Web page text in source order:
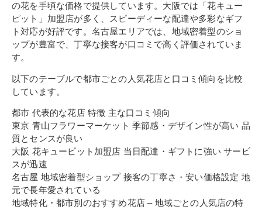
の花を手頃な価格で提供しています。大阪では「花キュー
ピット」加盟店が多く、スピーディーな配達や多彩なギフ
ト対応が好評です。名古屋エリアでは、地域密着型のショ
ップが豊富で、丁寧な接客が口コミで高く評価されていま
す。
以下のテーブルで都市ごとの人気花店と口コミ傾向を比較
しています。
都市 代表的な花店 特徴 主な口コミ傾向
東京 青山フラワーマーケット 季節感・デザイン性が高い 品
質とセンスが良い
大阪 花キューピット加盟店 当日配達・ギフトに強い サービ
スが迅速
名古屋 地域密着型ショップ 接客の丁寧さ・安い価格設定 地
元で長年愛されている
地域特化・都市別のおすすめ花店 – 地域ごとの人気店の特